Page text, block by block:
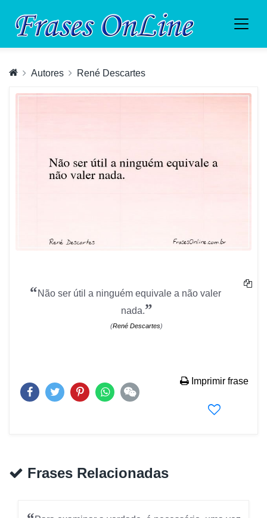
Autores René Descartes
“Não ser útil a ninguém equivale a não valer
nada.”
(René Descartes)
Imprimir frase
Frases Relacionadas